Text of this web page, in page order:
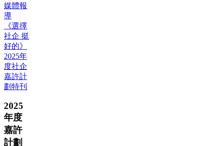
媒體報
導
《選擇
社企 挺
好的》
2025年
度社企
嘉許計
劃特刊
2025
年度
嘉許
計劃